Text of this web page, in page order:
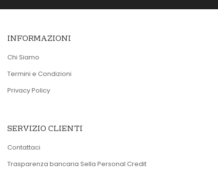
INFORMAZIONI
Chi Siamo
Termini e Condizioni
Privacy Policy
SERVIZIO CLIENTI
Contattaci
Trasparenza bancaria Sella Personal Credit